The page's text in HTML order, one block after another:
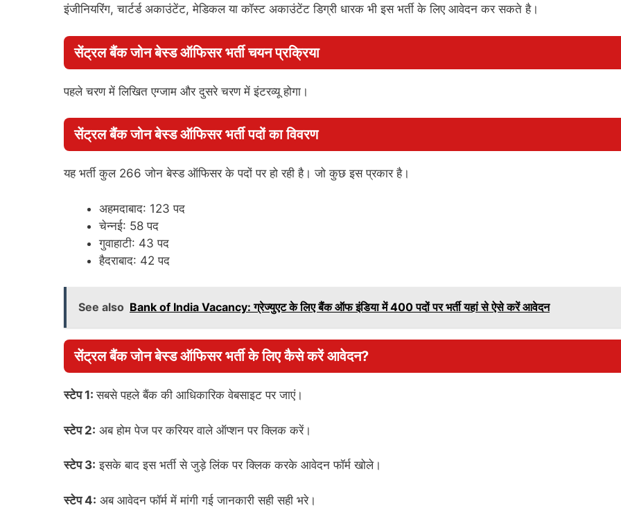
इंजीनियरिंग, चार्टर्ड अकाउंटेंट, मेडिकल या कॉस्ट अकाउंटेंट डिग्री धारक भी इस भर्ती के लिए आवेदन कर सकते है।
सेंट्रल बैंक जोन बेस्ड ऑफिसर भर्ती चयन प्रक्रिया
पहले चरण में लिखित एग्जाम और दुसरे चरण में इंटरव्यू होगा।
सेंट्रल बैंक जोन बेस्ड ऑफिसर भर्ती पदों का विवरण
यह भर्ती कुल 266 जोन बेस्ड ऑफिसर के पदों पर हो रही है। जो कुछ इस प्रकार है।
अहमदाबाद: 123 पद
चेन्नई: 58 पद
गुवाहाटी: 43 पद
हैदराबाद: 42 पद
See also Bank of India Vacancy: ग्रेज्युएट के लिए बैंक ऑफ इंडिया में 400 पदों पर भर्ती यहां से ऐसे करें आवेदन
सेंट्रल बैंक जोन बेस्ड ऑफिसर भर्ती के लिए कैसे करें आवेदन?
स्टेप 1:सबसे पहले बैंक की आधिकारिक वेबसाइट पर जाएं।
स्टेप 2: अब होम पेज पर करियर वाले ऑप्शन पर क्लिक करें।
स्टेप 3: इसके बाद इस भर्ती से जुड़े लिंक पर क्लिक करके आवेदन फॉर्म खोले।
स्टेप 4: अब आवेदन फॉर्म में मांगी गई जानकारी सही सही भरे।